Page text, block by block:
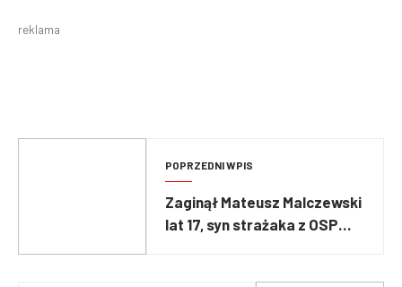
reklama
POPRZEDNI WPIS
Zaginął Mateusz Malczewski
lat 17, syn strażaka z OSP